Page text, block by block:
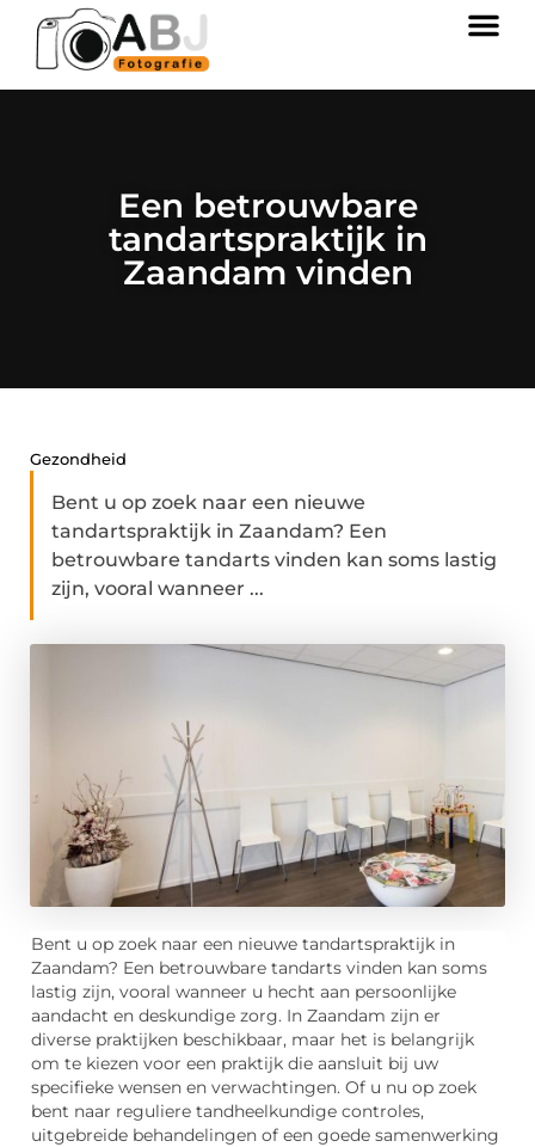
Een betrouwbare
tandartspraktijk in
Zaandam vinden
Gezondheid
Bent u op zoek naar een nieuwe
tandartspraktijk in Zaandam? Een
betrouwbare tandarts vinden kan soms lastig
zijn, vooral wanneer ...
Bent u op zoek naar een nieuwe tandartspraktijk in
Zaandam? Een betrouwbare tandarts vinden kan soms
lastig zijn, vooral wanneer u hecht aan persoonlijke
aandacht en deskundige zorg. In Zaandam zijn er
diverse praktijken beschikbaar, maar het is belangrijk
om te kiezen voor een praktijk die aansluit bij uw
specifieke wensen en verwachtingen. Of u nu op zoek
bent naar reguliere tandheelkundige controles,
uitgebreide behandelingen of een goede samenwerking